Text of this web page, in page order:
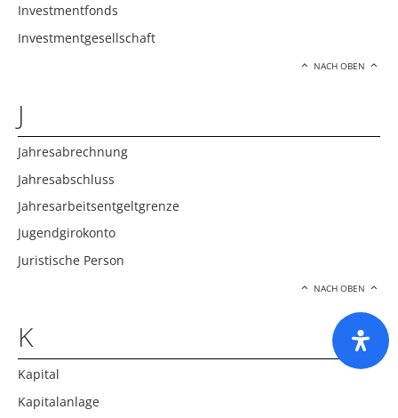
Investmentfonds
Investmentgesellschaft
NACH OBEN
J
Jahresabrechnung
Jahresabschluss
Jahresarbeitsentgeltgrenze
Jugendgirokonto
Juristische Person
NACH OBEN
K
Kapital
Kapitalanlage